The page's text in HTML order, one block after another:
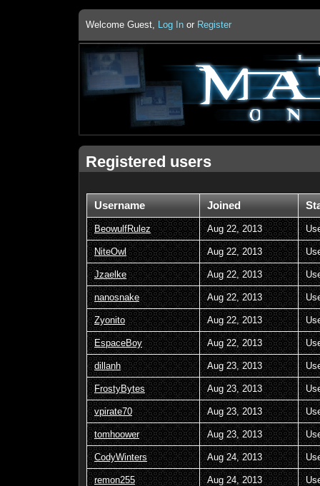
Welcome Guest, Log In or Register
Registered users
Username Joined
BeowulfRulez Aug 22, 2013
NiteOwl Aug 22, 2013
Jzaelke Aug 22, 2013
nanosnake Aug 22, 2013
Zyonito Aug 22, 2013
EspaceBoy Aug 22, 2013
dillanh Aug 23, 2013
FrostyBytes Aug 23, 2013
vpirate70 Aug 23, 2013
tomhoower Aug 23, 2013
CodyWinters Aug 24, 2013
remon255 Aug 24, 2013